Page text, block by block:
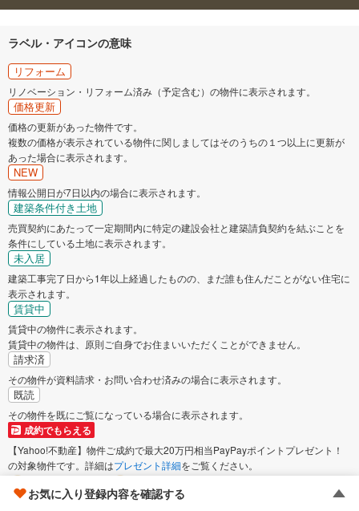
ラベル・アイコンの意味
リフォーム
リノベーション・リフォーム済み（予定含む）の物件に表示されます。
価格更新
価格の更新があった物件です。
複数の価格が表示されている物件に関しましてはそのうちの１つ以上に更新が
あった場合に表示されます。
NEW
情報公開日が7日以内の場合に表示されます。
建築条件付き土地
売買契約にあたって一定期間内に特定の建設会社と建築請負契約を結ぶことを
条件にしている土地に表示されます。
未入居
建築工事完了日から1年以上経過したものの、まだ誰も住んだことがない住宅に
表示されます。
賃貸中
賃貸中の物件に表示されます。
賃貸中の物件は、原則ご自身でお住まいいただくことができません。
請求済
その物件が資料請求・お問い合わせ済みの場合に表示されます。
既読
その物件を既にご覧になっている場合に表示されます。
成約でもらえる
【Yahoo!不動産】物件ご成約で最大20万円相当PayPayポイントプレゼント！
の対象物件です。詳細はプレゼント詳細をご覧ください。
シルバー推奨店
シルバー推奨店 取り扱い物件
お気に入り登録内容を確認する